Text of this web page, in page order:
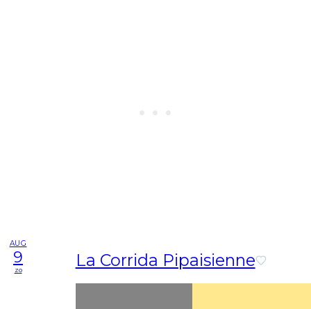
AUG
9
zo La Corrida Pipaisienne